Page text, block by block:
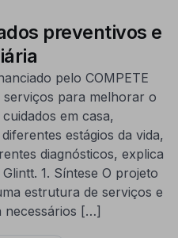
preventivos e
pelo COMPETE
para melhorar o
em casa,
estágios da vida,
diagnósticos, explica
1. Síntese O projeto
estrutura de serviços e
necessários […]